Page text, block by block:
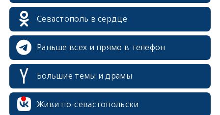
Севастополь в сердце
Раньше всех и прямо в телефон
Большие темы и драмы
Живи по-севастопольски